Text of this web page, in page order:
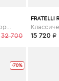
32 700
FRATELLI
15 720 ₽
-70%